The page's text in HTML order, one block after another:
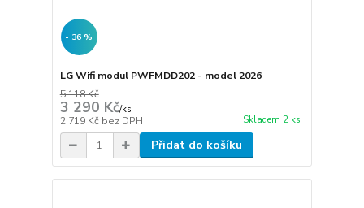
- 36 %
LG Wifi modul PWFMDD202 - model 2026
5 118 Kč
3 290 Kč/ks
2 719 Kč bez DPH Skladem 2 ks
Přidat do košíku